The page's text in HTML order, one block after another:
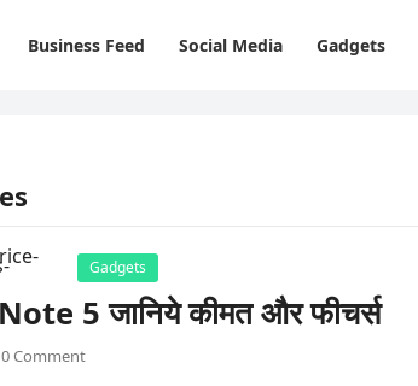
Business Feed Social Media Gadgets
Gadgets
5 जानिये कीमत और फीचर्स
0 Comment